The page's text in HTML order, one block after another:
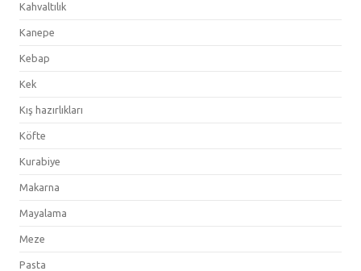
Kahvaltılık
Kanepe
Kebap
Kek
Kış hazırlıkları
Köfte
Kurabiye
Makarna
Mayalama
Meze
Pasta